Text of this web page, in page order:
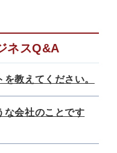
ネスQ&A
教えてください。
な会社のことです